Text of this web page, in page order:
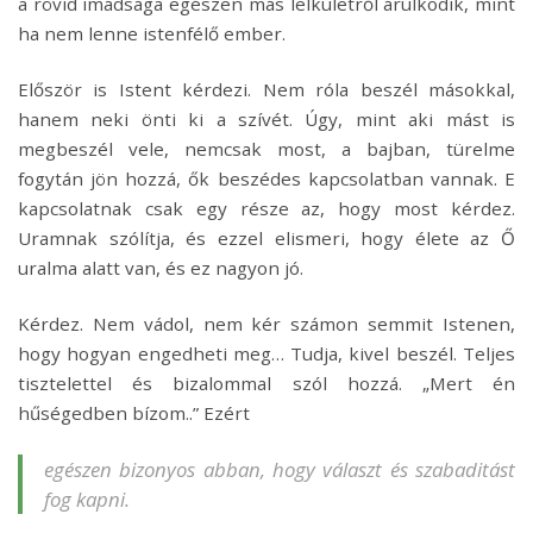
ha nem lenne istenfélő ember.
Először is Istent kérdezi. Nem róla beszél másokkal,
hanem neki önti ki a szívét. Úgy, mint aki mást is
megbeszél vele, nemcsak most, a bajban, türelme
fogytán jön hozzá, ők beszédes kapcsolatban vannak. E
kapcsolatnak csak egy része az, hogy most kérdez.
Uramnak szólítja, és ezzel elismeri, hogy élete az Ő
uralma alatt van, és ez nagyon jó.
Kérdez. Nem vádol, nem kér számon semmit Istenen,
hogy hogyan engedheti meg… Tudja, kivel beszél. Teljes
tisztelettel és bizalommal szól hozzá. „Mert én
hűségedben bízom..” Ezért
egészen bizonyos abban, hogy választ és szabaditást
fog kapni.